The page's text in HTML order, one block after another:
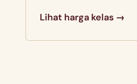
Lihat harga kelas →